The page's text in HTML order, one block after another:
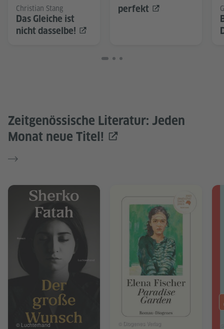
Christian Stang
Das Gleiche ist
nicht dasselbe!
perfekt
Zeitgenössische Literatur: Jeden
Monat neue Titel!
© Luchterhand © Diogenes Verlag